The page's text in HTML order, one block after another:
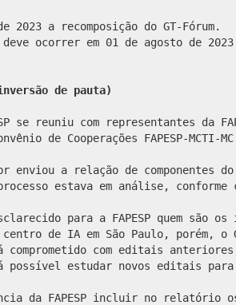
a recomposição do GT-Fórum.
deve ocorrer em 01 de agosto de
de pauta)
se reuniu com representantes da
de Cooperações FAPESP-MCTI-
a relação de componentes do
estava em análise, conforme
para a FAPESP quem são
de IA em São Paulo, porém,
com editais
estudar novos editais
da FAPESP incluir no relatório